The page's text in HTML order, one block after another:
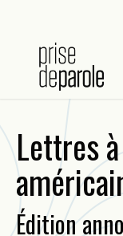
Lettres
Édition